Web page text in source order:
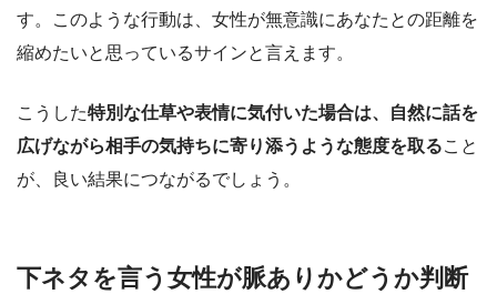
す。このような行動は、女性が無意識にあなたとの距離を
縮めたいと思っているサインと言えます。
こうした特別な仕草や表情に気付いた場合は、自然に話を
広げながら相手の気持ちに寄り添うような態度を取ること
が、良い結果につながるでしょう。
下ネタを言う女性が脈ありかどうか判断